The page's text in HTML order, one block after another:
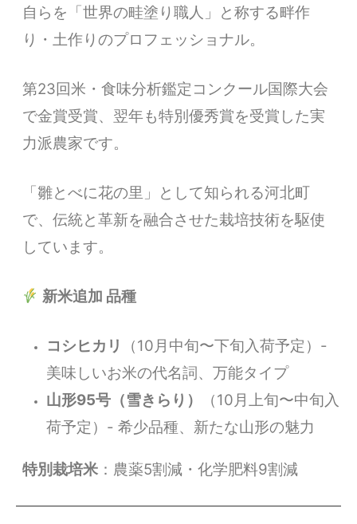
自らを「世界の畦塗り職人」と称する畔作
り・土作りのプロフェッショナル。
第23回米・食味分析鑑定コンクール国際大会
で金賞受賞、翌年も特別優秀賞を受賞した実
力派農家です。
「雛とべに花の里」として知られる河北町
で、伝統と革新を融合させた栽培技術を駆使
しています。
新米追加 品種
コシヒカリ
（10月中旬〜下旬入荷予定）-
美味しいお米の代名詞、万能タイプ
山形95号（雪きらり）
（10月上旬〜中旬入
荷予定）- 希少品種、新たな山形の魅力
特別栽培米 ：農薬5割減・化学肥料9割減